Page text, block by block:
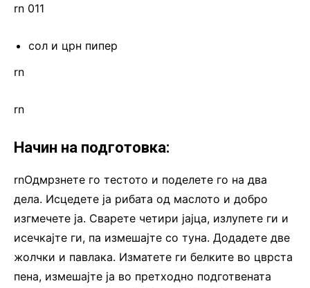
rn 011
сол и црн пипер
rn
rn
Начин на подготовка:
rnОдмрзнете го тестото и поделете го на два
дела. Исцедете ја рибата од маслото и добро
изгмечете ја. Сварете четири јајца, излупете ги и
исечкајте ги, па измешајте со туна. Додадете две
жолчки и павлака. Изматете ги белките во цврста
пена, измешајте ја во претходно подготвената